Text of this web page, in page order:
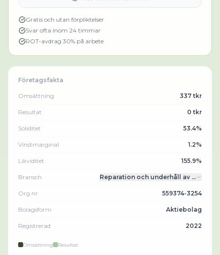
Gratis och utan förpliktelser
Svar ofta inom 24 timmar
ROT-avdrag 30% på arbete
Företagsfakta
Omsättning 337 tkr
Resultat 0 tkr
Soliditet 53.4%
Vinstmarginal 1.2%
Likviditet 155.9%
Bransch Reparation och underhåll av …
Org.nr 559374-3254
Bolagsform Aktiebolag
Registrerad 2022
Omsättning Resultat